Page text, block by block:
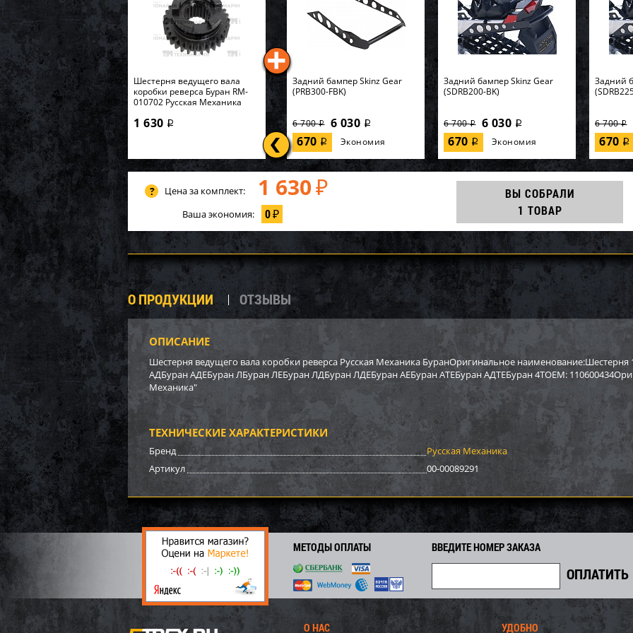
Шестерня ведущего вала
коробки реверса Буран RM-
010702 Русская Механика
1 630 i
Задний бампер Skinz Gear
(PRB300-FBK)
6 700i 6 030 i
670 i Экономия
Задний бампер Skinz Gear
(SDRB200-BK)
6 700i 6 030 i
670 i Экономия
Задний
6 700i
670 i
BRP (REV XP) SM-12454
2 948
222
Бампер BRP SM-12022
4 170 3 878
292 i Экономия
12517
Бампер задний BRP SM-12698 Бампер Polaris SM-12494
Бампер
SM-
Цена за комплект: 1 630 ₽
Ваша экономия: 0₽
ВЫ СОБРАЛИ
1 ТОВАР
О ПРОДУКЦИИ ОТЗЫВЫ
ОПИСАНИЕ
Шестерня ведущего вала коробки реверса Русская Механика БуранОригинальное наименование:Шестерня
АДБуран АДЕБуран ЛБуран ЛЕБуран ЛДБуран ЛДЕБуран АЕБуран АТЕБуран АДТЕБуран 4ТOEM:
Механика"
ТЕХНИЧЕСКИЕ ХАРАКТЕРИСТИКИ
Бренд
Русская Механика
Артикул
00-00089291
МЕТОДЫ ОПЛАТЫ ВВЕДИТЕ НОМЕР ЗАКАЗА
О НАС УДОБНО